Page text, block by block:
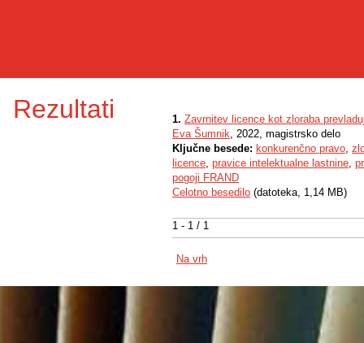
Rezultati
1 - 1 / 1
1. Zavrnitev licence kot zloraba
Eva Šumnik, 2022, magistrsko delo
Ključne besede: konkurenčno pravo,
licence, pravice intelektualne lastnine,
pogoji FRAND
Celotno besedilo (datoteka, 1,14 MB)
Na vrh